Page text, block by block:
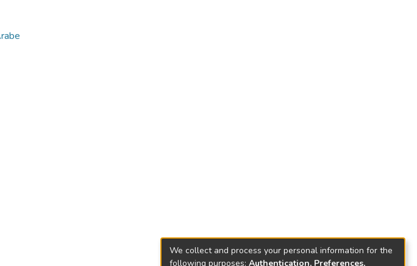
We collect and process your personal information for the
following purposes: Authentication, Preferences,